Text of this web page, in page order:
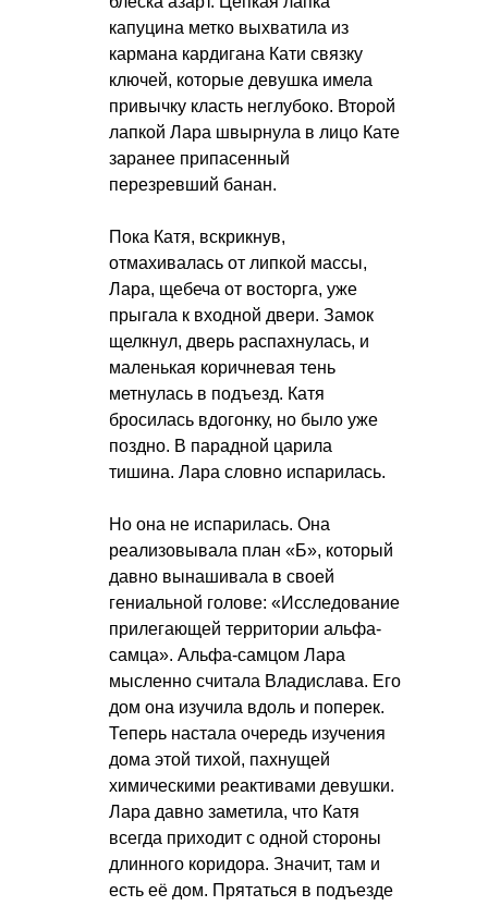
капуцина метко выхватила из
кармана кардигана Кати связку
ключей, которые девушка имела
привычку класть неглубоко. Второй
лапкой Лара швырнула в лицо Кате
заранее припасенный
перезревший банан.
Пока Катя, вскрикнув,
отмахивалась от липкой массы,
Лара, щебеча от восторга, уже
прыгала к входной двери. Замок
щелкнул, дверь распахнулась, и
маленькая коричневая тень
метнулась в подъезд. Катя
бросилась вдогонку, но было уже
поздно. В парадной царила
тишина. Лара словно испарилась.
Но она не испарилась. Она
реализовывала план «Б», который
давно вынашивала в своей
гениальной голове: «Исследование
прилегающей территории альфа-
самца». Альфа-самцом Лара
мысленно считала Владислава. Его
дом она изучила вдоль и поперек.
Теперь настала очередь изучения
дома этой тихой, пахнущей
химическими реактивами девушки.
Лара давно заметила, что Катя
всегда приходит с одной стороны
длинного коридора. Значит, там и
есть её дом. Прятаться в подъезде